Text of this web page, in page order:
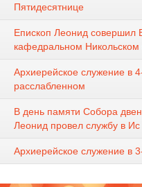
Пятидесятнице
Епископ Леонид совершил
кафедральном Никольском
Архиерейское служение в
расслабленном
В день памяти Собора
Леонид провел службу в Ис
Архиерейское служение в